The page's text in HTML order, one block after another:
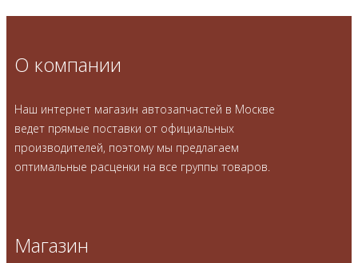
О компании
Наш интернет магазин автозапчастей в Москве
ведет прямые поставки от официальных
производителей, поэтому мы предлагаем
оптимальные расценки на все группы товаров.
Магазин